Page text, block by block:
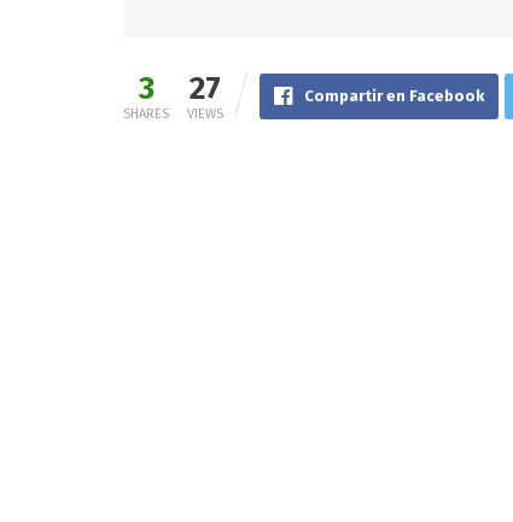
3
SHARES
27
VIEWS
Compartir en Facebook